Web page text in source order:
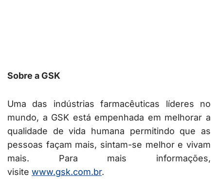
Sobre a GSK
Uma das indústrias farmacêuticas líderes no
mundo, a GSK está empenhada em melhorar a
qualidade de vida humana permitindo que as
pessoas façam mais, sintam-se melhor e vivam
mais. Para mais informações,
visite www.gsk.com.br.